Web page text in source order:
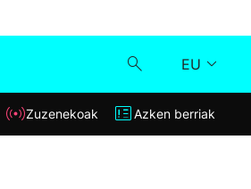
EU
Klisk
Zuzenekoak Azken berriak